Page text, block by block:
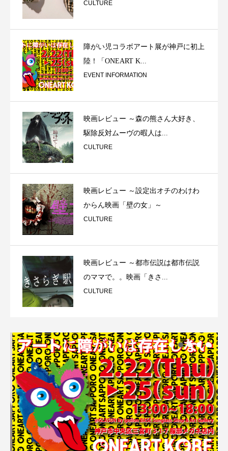
CULTURE
障がい児コラボアート展が神戸に初上
陸！「ONEART K...
EVENT INFORMATION
映画レビュー ～森の熊さん大好き、
駆除反対ムーヴの暇人は...
CULTURE
映画レビュー ～設定出オチのわけわ
からん映画「壁の女」～
CULTURE
映画レビュー ～都市伝説は都市伝説
のママで。。映画「きさ...
CULTURE